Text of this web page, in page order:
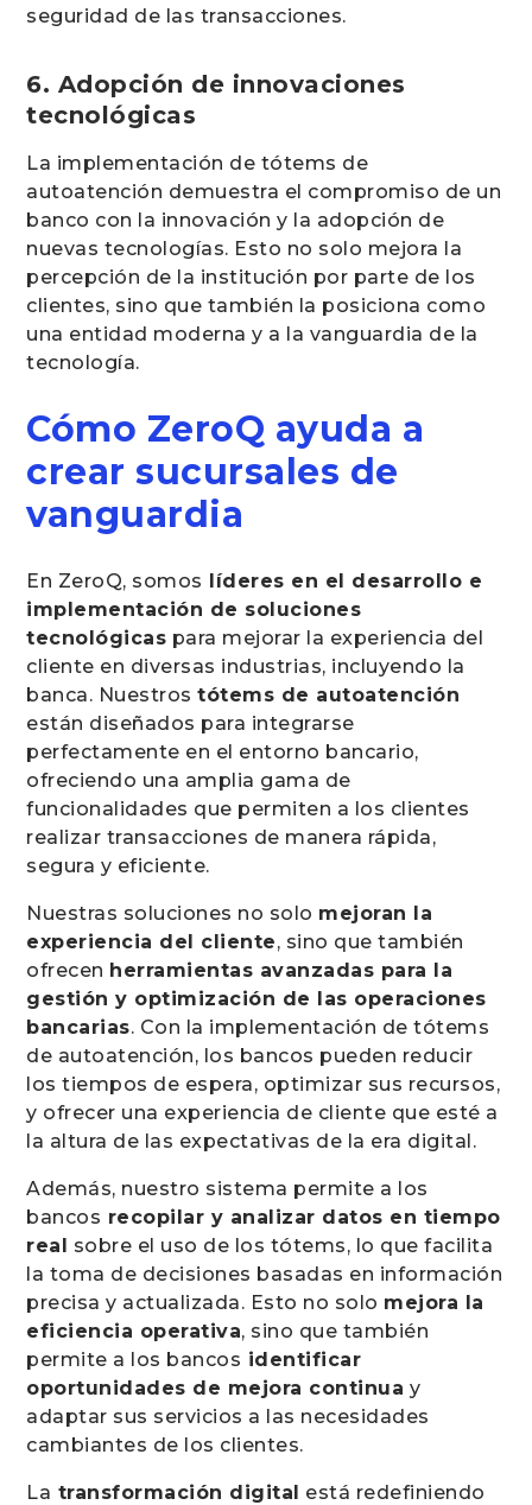
seguridad de las transacciones.
6. Adopción de innovaciones
tecnológicas
La implementación de tótems de
autoatención demuestra el compromiso de un
banco con la innovación y la adopción de
nuevas tecnologías. Esto no solo mejora la
percepción de la institución por parte de los
clientes, sino que también la posiciona como
una entidad moderna y a la vanguardia de la
tecnología.
Cómo ZeroQ ayuda a
crear sucursales de
vanguardia
En ZeroQ, somos líderes en el desarrollo e
implementación de soluciones
tecnológicas para mejorar la experiencia del
cliente en diversas industrias, incluyendo la
banca. Nuestrostótems de autoatención
están diseñados para integrarse
perfectamente en el entorno bancario,
ofreciendo una amplia gama de
funcionalidades que permiten a los clientes
realizar transacciones de manera rápida,
segura y eficiente.
Nuestras soluciones no solo mejoran la
experiencia del cliente, sino que también
ofrecen herramientas avanzadas para la
gestión y optimización de las operaciones
bancarias. Con la implementación de tótems
de autoatención, los bancos pueden reducir
los tiempos de espera, optimizar sus recursos,
y ofrecer una experiencia de cliente que esté a
la altura de las expectativas de la era digital.
Además, nuestro sistema permite a los
bancos recopilar y analizar datos en tiempo
real sobre el uso de los tótems, lo que facilita
la toma de decisiones basadas en información
precisa y actualizada. Esto no solo mejora la
eficiencia operativa, sino que también
permite a los bancos identificar
oportunidades de mejora continua y
adaptar sus servicios a las necesidades
cambiantes de los clientes.
La transformación digital está redefiniendo